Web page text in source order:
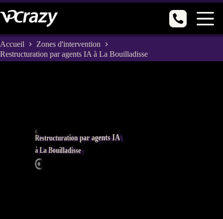
Passer
au
contenu
Accueil
Zones d'intervention
Restructuration par agents IA à La Bouilladisse
Restructuration par agents IA
à La Bouilladisse